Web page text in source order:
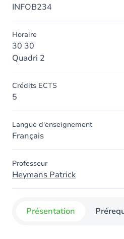
INFOB234
Horaire
30 30
Quadri 2
Crédits ECTS
5
Langue d'enseignement
Français
Professeur
Heymans Patrick
Présentation